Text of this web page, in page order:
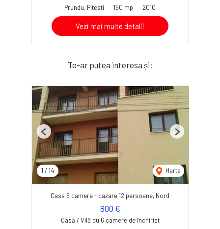
Prundu, Pitesti
150 mp 2010
Vezi mai multe detalii
Te-ar putea interesa și:
1 / 14 Harta
Previous Next
Casa 6 camere - cazare 12 persoane, Nord
800 €
Casă / Vilă cu 6 camere de închiriat